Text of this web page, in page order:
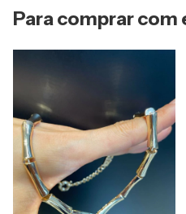
Para comprar com